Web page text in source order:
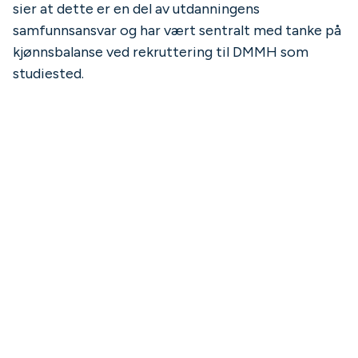
sier at dette er en del av utdanningens
samfunnsansvar og har vært sentralt med tanke på
kjønnsbalanse ved rekruttering til DMMH som
studiested.